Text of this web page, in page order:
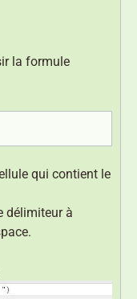
la formule
qui contient le
délimiteur à